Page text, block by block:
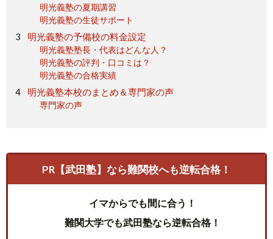
明光義塾の夏期講習
明光義塾の生徒サポート
明光義塾の予備校の料金設定
明光義塾塾長・代表はどんな人？
明光義塾の評判・口コミは？
明光義塾の合格実績
明光義塾本校のまとめ＆専門家の声
専門家の声
PR【武田塾】なら難関校へも逆転合格！
イマからでも間に合う！
難関大学でも武田塾なら逆転合格！